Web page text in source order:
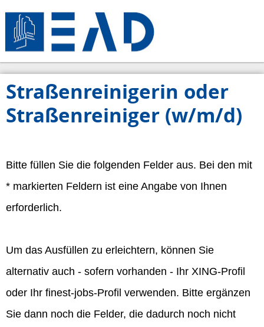
Straßenreinigerin oder
Straßenreiniger (w/m/d)
Bitte füllen Sie die folgenden Felder aus. Bei den mit
* markierten Feldern ist eine Angabe von Ihnen
erforderlich.
Um das Ausfüllen zu erleichtern, können Sie
alternativ auch - sofern vorhanden - Ihr XING-Profil
oder Ihr finest-jobs-Profil verwenden. Bitte ergänzen
Sie dann noch die Felder, die dadurch noch nicht